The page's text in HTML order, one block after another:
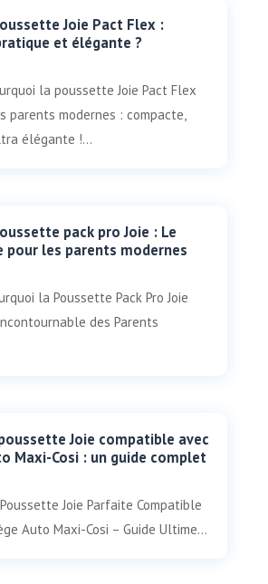
Joie Pact Flex :
et élégante ?
la poussette Joie Pact Flex
parents modernes : compacte,
élégante !...
pack pro Joie : Le
pour les parents modernes
la Poussette Pack Pro Joie
des Parents
Joie compatible avec
Maxi-Cosi : un guide complet
Joie Parfaite Compatible
Auto Maxi-Cosi – Guide Ultime...